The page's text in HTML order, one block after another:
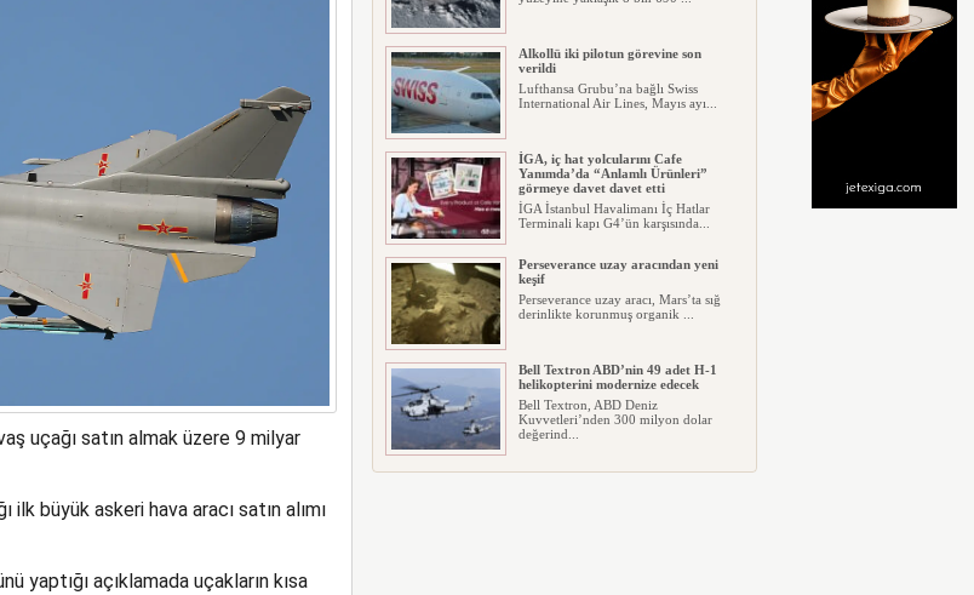
uçağı satın almak üzere 9 milyar
ilk büyük askeri hava aracı satın alımı
yaptığı açıklamada uçakların kısa
Alkollü iki pilotun görevine son
verildi
Lufthansa Grubu’na bağlı Swiss
International Air Lines, Mayıs ayı...
İGA, iç hat yolcularını Cafe
Yanımda’da “Anlamlı Ürünleri”
görmeye davet davet etti
İGA İstanbul Havalimanı İç Hatlar
Terminali kapı G4’ün karşısında...
Perseverance uzay aracından yeni
keşif
Perseverance uzay aracı, Mars’ta sığ
derinlikte korunmuş organik ...
Bell Textron ABD’nin 49 adet H-1
helikopterini modernize edecek
Bell Textron, ABD Deniz
Kuvvetleri’nden 300 milyon dolar
değerind...
Hitit Bilişim 500’de Sektörel Yazılım